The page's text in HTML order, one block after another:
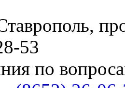
53
по